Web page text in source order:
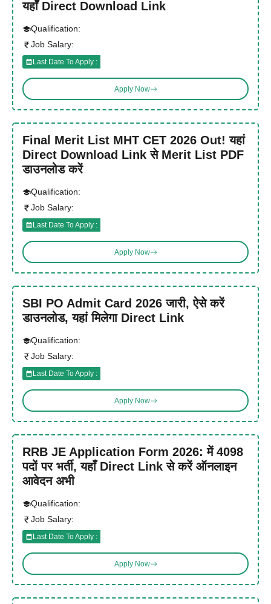
यहाँ Direct Download Link
Qualification:
Job Salary:
Last Date To Apply :
Apply Now
Final Merit List MHT CET 2026 Out! यहां
Direct Download Link से Merit List PDF
डाउनलोड करें
Qualification:
Job Salary:
Last Date To Apply :
Apply Now
SBI PO Admit Card 2026 जारी, ऐसे करें
डाउनलोड, यहां मिलेगा Direct Link
Qualification:
Job Salary:
Last Date To Apply :
Apply Now
RRB JE Application Form 2026: में 4098
पदों पर भर्ती, यहाँ Direct Link से करें ऑनलाइन
आवेदन अभी
Qualification:
Job Salary:
Last Date To Apply :
Apply Now